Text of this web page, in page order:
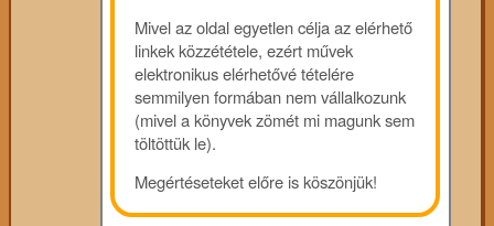
Mivel az oldal egyetlen célja az elérhető
linkek közzététele, ezért művek
elektronikus elérhetővé tételére
semmilyen formában nem vállalkozunk
(mivel a könyvek zömét mi magunk sem
töltöttük le).
Megértéseteket előre is köszönjük!